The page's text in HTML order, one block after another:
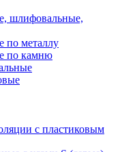
шлифовальные,
по металлу
по камню
с пластиковым